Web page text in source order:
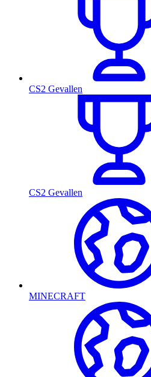
CS2 Gevallen
CS2 Gevallen
MINECRAFT